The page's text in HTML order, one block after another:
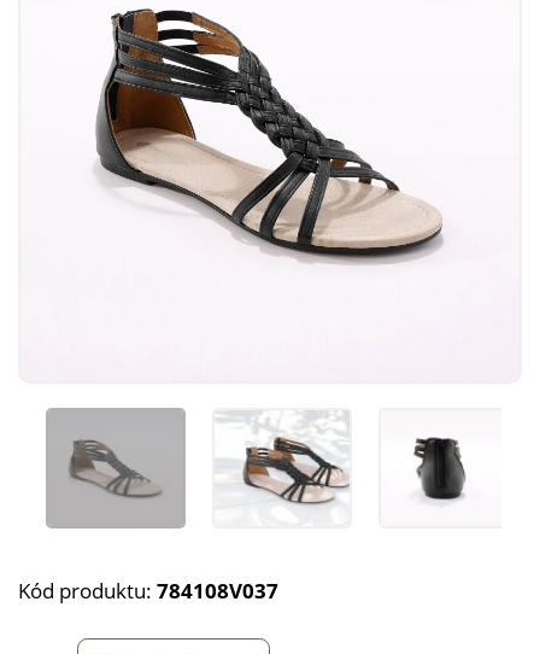
Kód produktu: 784108V037